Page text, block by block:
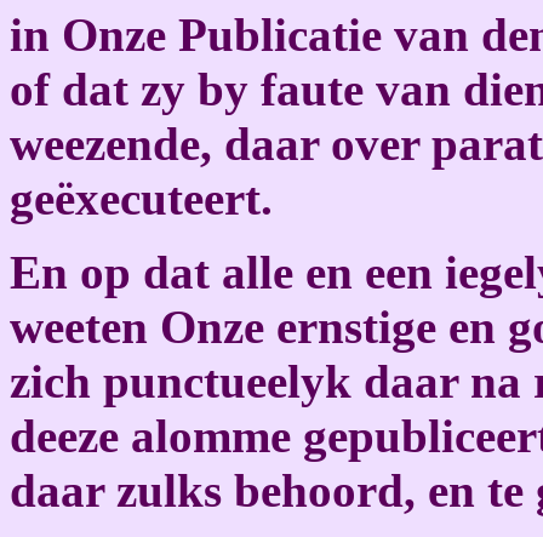
in Onze Publicatie van
of dat zy by faute van
weezende, daar over
geëxecuteert.
En op dat alle en een
weeten Onze ernstige en
zich punctueelyk daar na
deeze alomme
daar zulks behoord, en